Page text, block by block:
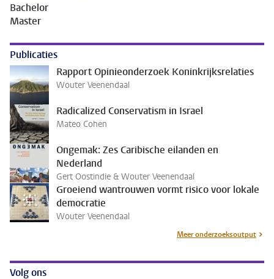
Bachelor
Master
Publicaties
Rapport Opinieonderzoek Koninkrijksrelaties
Wouter Veenendaal
Radicalized Conservatism in Israel
Mateo Cohen
Ongemak: Zes Caribische eilanden en
Nederland
Gert Oostindie & Wouter Veenendaal
Groeiend wantrouwen vormt risico voor lokale
democratie
Wouter Veenendaal
Meer onderzoeksoutput
Volg ons